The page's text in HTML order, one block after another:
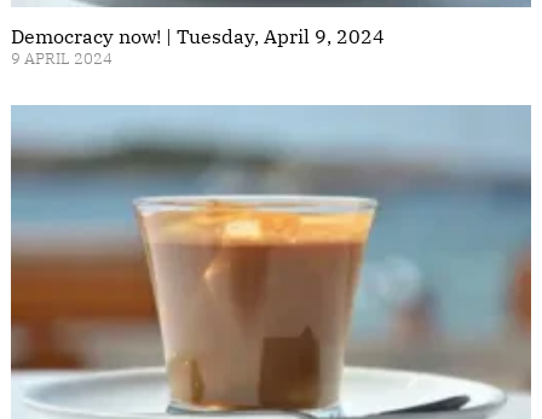
Democracy now! | Tuesday, April 9, 2024
9 APRIL 2024